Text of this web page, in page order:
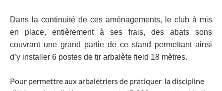
Dans la continuité de ces aménagements, le club à mis
en place, entièrement à ses frais, des abats sons
couvrant une grand partie de ce stand permettant ainsi
d’y installer 6 postes de tir arbalète field 18 mètres.
Pour permettre aux arbalétriers de pratiquer la discipline